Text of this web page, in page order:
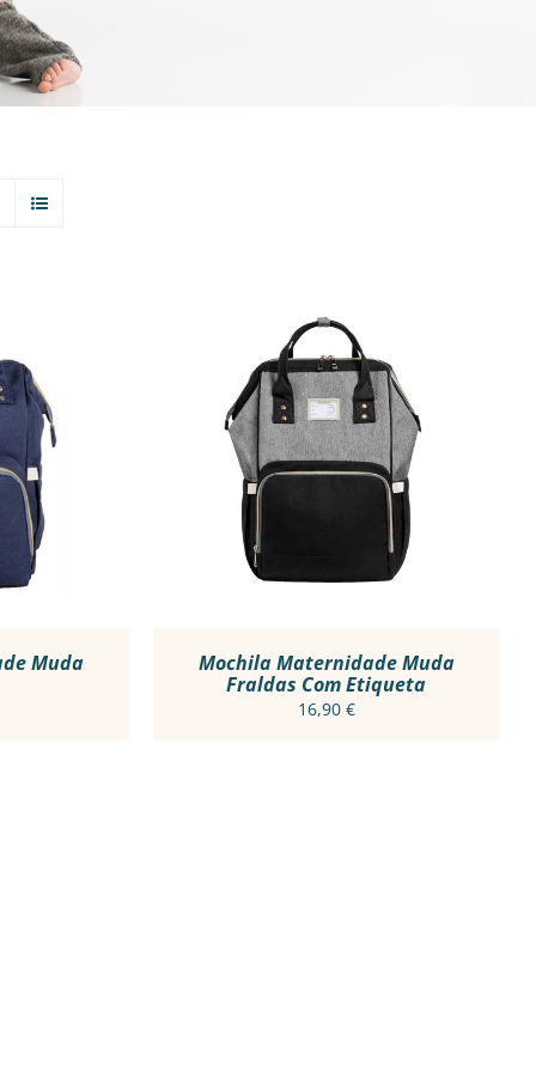
RÁPIDO
Muda
ADICIONAR / VER RÁPIDO
Mochila Maternidade Muda
Fraldas Com Etiqueta
16,90 €